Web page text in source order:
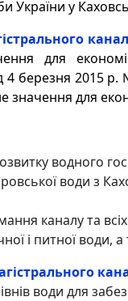
України у
для
4 березня 2015
значення для
водного
води з
каналу та
і питної
води для